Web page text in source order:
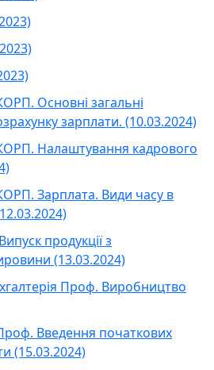
Основні загальні
зарплати. (10.03.2024)
КОРП. Налаштування кадрового
Зарплата. Види часу в
продукції з
(13.03.2024)
Проф. Виробництво
Введення початкових
(15.03.2024)